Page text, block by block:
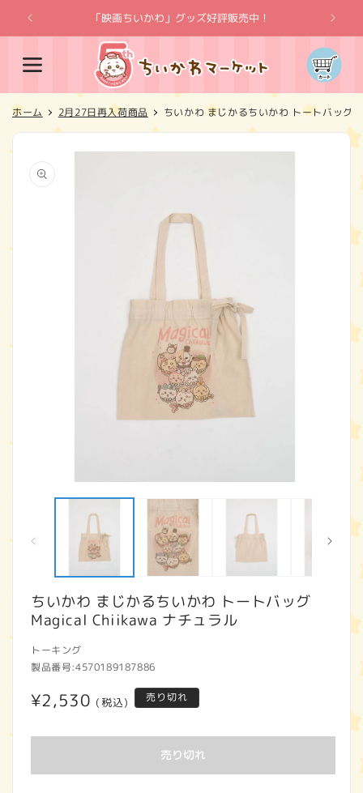
ンツに
進む
「映画ちいかわ」グッズ好評販売中！
カ
ー
ト
ホーム 2月27日再入荷商品 ちいかわ まじかるちいかわ トートバッグ
商品情
報にス
キップ
ちいかわ まじかるちいかわ トートバッグ
Magical Chiikawa ナチュラル
トーキング
製品番号:4570189187886
通
格
¥2,530 (税込) 売り切れ
売り切れ